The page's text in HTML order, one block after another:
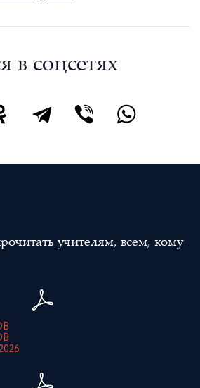
в соцсетях
учителям, всем, кому